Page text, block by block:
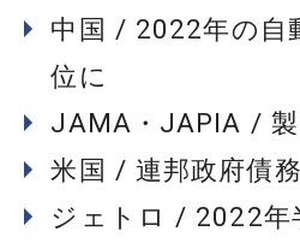
中国 / 2022年の自
位に
JAMA・JAPIA /
米国 / 連邦政府債
ジェトロ / 2022年